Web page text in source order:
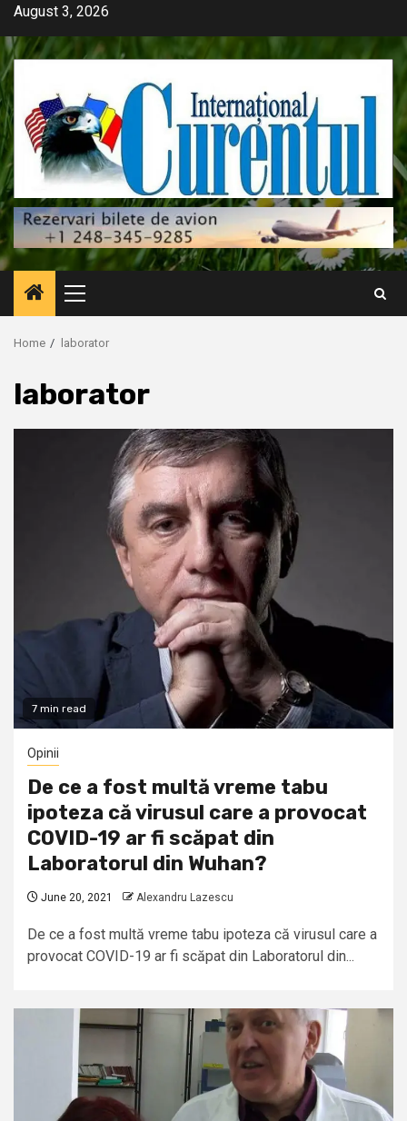
Skip
content
August 3, 2026
Primary
Menu
Home laborator
laborator
7 min read
Opinii
De ce a fost multă vreme tabu
ipoteza că virusul care a provocat
COVID-19 ar fi scăpat din
Laboratorul din Wuhan?
June 20, 2021 Alexandru Lazescu
De ce a fost multă vreme tabu ipoteza că virusul care a
provocat COVID-19 ar fi scăpat din Laboratorul din...